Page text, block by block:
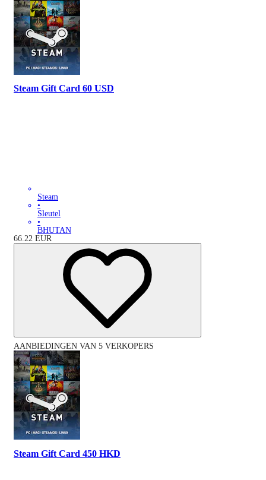
Steam Gift Card 60 USD
Steam
•
Sleutel
•
BHUTAN
66.22 EUR
AANBIEDINGEN VAN 5 VERKOPERS
Steam Gift Card 450 HKD